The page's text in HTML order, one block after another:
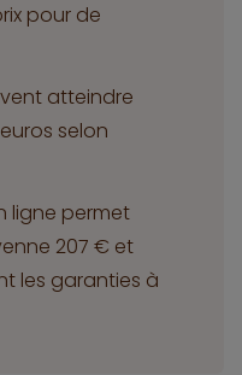
pour de
atteindre
selon
ligne permet
207 € et
les garanties à